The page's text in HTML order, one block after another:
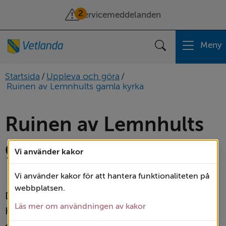
Vi använder kakor
Vi använder kakor för att hantera funktionaliteten på
webbplatsen.
Läs mer om användningen av kakor
2
Servicemeddelanden
Sök Meny
Startsida / Uppleva och göra /
Ruinen av Lemnhults gamla kyrka
Ruinen av Lemnhults
gamla kyrka
Kultur
Den andra mars 1856 var en kall vinterdag.
Kyrkobesökarna i Lemnhult hade sökt sig till